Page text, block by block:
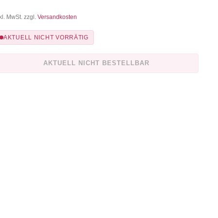
MwSt. zzgl. Versandkosten
AKTUELL NICHT VORRÄTIG
AKTUELL NICHT BESTELLBAR